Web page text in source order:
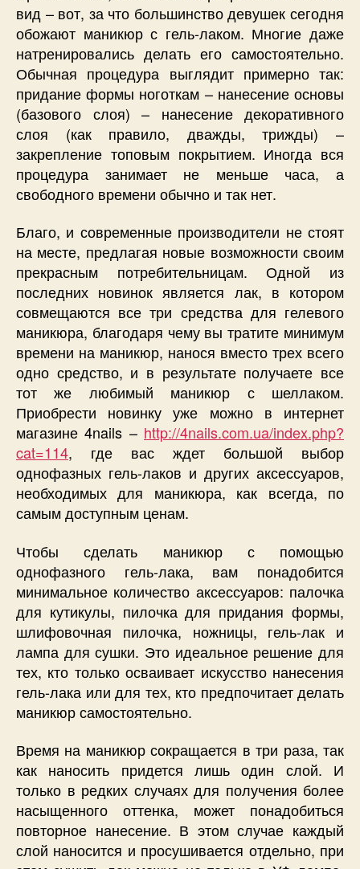
вид – вот, за что большинство девушек сегодня
обожают маникюр с гель-лаком. Многие даже
натренировались делать его самостоятельно.
Обычная процедура выглядит примерно так:
придание формы ноготкам – нанесение основы
(базового слоя) – нанесение декоративного
слоя (как правило, дважды, трижды) –
закрепление топовым покрытием. Иногда вся
процедура занимает не меньше часа, а
свободного времени обычно и так нет.
Благо, и современные производители не стоят
на месте, предлагая новые возможности своим
прекрасным потребительницам. Одной из
последних новинок является лак, в котором
совмещаются все три средства для гелевого
маникюра, благодаря чему вы тратите минимум
времени на маникюр, нанося вместо трех всего
одно средство, и в результате получаете все
тот же любимый маникюр с шеллаком.
Приобрести новинку уже можно в интернет
магазине 4nails – http://4nails.com.ua/index.php?
cat=114, где вас ждет большой выбор
однофазных гель-лаков и других аксессуаров,
необходимых для маникюра, как всегда, по
самым доступным ценам.
Чтобы сделать маникюр с помощью
однофазного гель-лака, вам понадобится
минимальное количество аксессуаров: палочка
для кутикулы, пилочка для придания формы,
шлифовочная пилочка, ножницы, гель-лак и
лампа для сушки. Это идеальное решение для
тех, кто только осваивает искусство нанесения
гель-лака или для тех, кто предпочитает делать
маникюр самостоятельно.
Время на маникюр сокращается в три раза, так
как наносить придется лишь один слой. И
только в редких случаях для получения более
насыщенного оттенка, может понадобиться
повторное нанесение. В этом случае каждый
слой наносится и просушивается отдельно, при